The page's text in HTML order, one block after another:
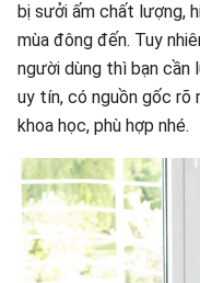
bị sưởi ấm chất lượng,
mùa đông đến. Tuy
người dùng thì bạn cần
uy tín, có nguồn gốc rõ
khoa học, phù hợp nhé.